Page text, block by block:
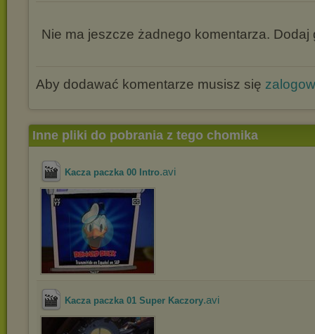
Nie ma jeszcze żadnego komentarza. Dodaj
Aby dodawać komentarze musisz się
Inne pliki do pobrania z tego chomika
Kacza paczka 00 Intro.avi
Kacza paczka 01 Super Kaczory.avi